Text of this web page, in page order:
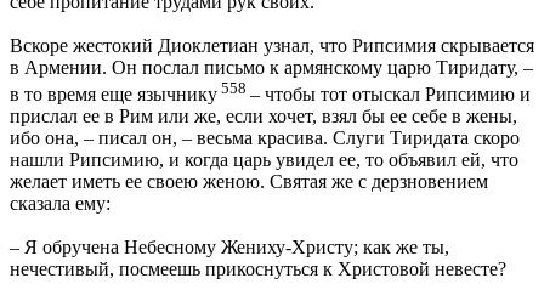
Вскоре жестокий Диоклетиан узнал, что Рипсимия скрывается
в Армении. Он послал письмо к армянскому царю Тиридату, –
в то время еще язычнику 558 – чтобы тот отыскал Рипсимию и
прислал ее в Рим или же, если хочет, взял бы ее себе в жены,
ибо она, – писал он, – весьма красива. Слуги Тиридата скоро
нашли Рипсимию, и когда царь увидел ее, то объявил ей, что
желает иметь ее своею женою. Святая же с дерзновением
сказала ему:
– Я обручена Небесному Жениху-Христу; как же ты,
нечестивый, посмеешь прикоснуться к Христовой невесте?